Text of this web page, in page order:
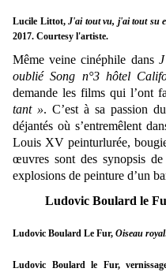
Lucile Littot,J'ai tout vu, j'ai tout su
2017. Courtesy l'artiste.
Même veine cinéphile dans
oublié Song n°3 hôtel
demande les films qui l’ont
tant ». C’est à sa passion
déjantés où s’entremêlent
Louis XV peinturlurée,
œuvres sont des synopsis
explosions de peinture d’un
Ludovic Boulard le
Ludovic Boulard Le Fur, Oiseau royal
Ludovic Boulard le Fur,